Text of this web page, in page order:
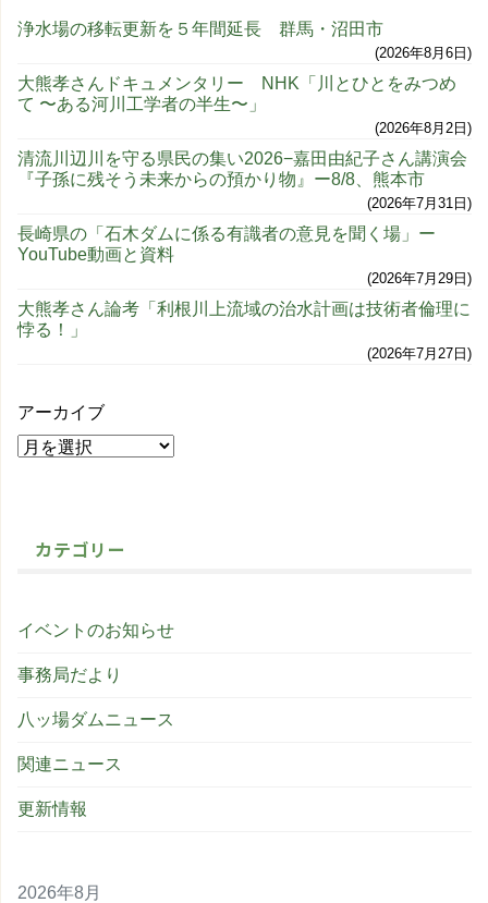
浄水場の移転更新を５年間延長 群馬・沼田市
2026年8月6日
大熊孝さんドキュメンタリー NHK「川とひとをみつめ
て 〜ある河川工学者の半生〜」
2026年8月2日
清流川辺川を守る県民の集い2026−嘉田由紀子さん講演会
『子孫に残そう未来からの預かり物』ー8/8、熊本市
2026年7月31日
長崎県の「石木ダムに係る有識者の意見を聞く場」ー
YouTube動画と資料
2026年7月29日
大熊孝さん論考「利根川上流域の治水計画は技術者倫理に
悖る！」
2026年7月27日
アーカイブ
カテゴリー
イベントのお知らせ
事務局だより
八ッ場ダムニュース
関連ニュース
更新情報
2026年8月